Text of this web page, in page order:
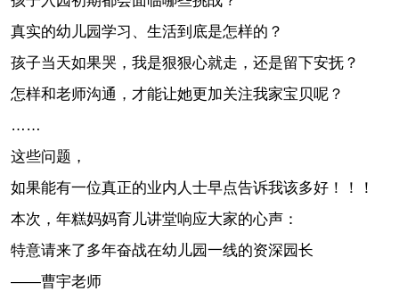
真实的幼儿园学习、生活到底是怎样的？
孩子当天如果哭，我是狠狠心就走，还是留下安抚？
怎样和老师沟通，才能让她更加关注我家宝贝呢？
……
这些问题，
如果能有一位真正的业内人士早点告诉我该多好！！！
本次，年糕妈妈育儿讲堂响应大家的心声：
特意请来了多年奋战在幼儿园一线的资深园长
——曹宇老师